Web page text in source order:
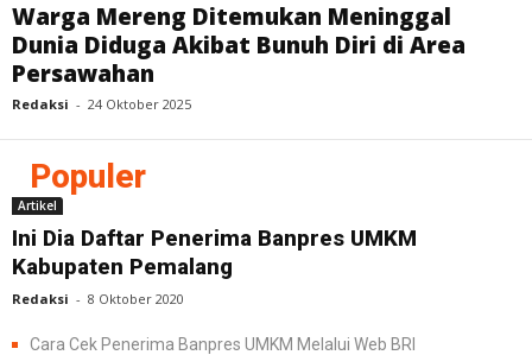
Warga Mereng Ditemukan Meninggal
Dunia Diduga Akibat Bunuh Diri di Area
Persawahan
Redaksi - 24 Oktober 2025
Populer
Artikel
Ini Dia Daftar Penerima Banpres UMKM
Kabupaten Pemalang
Redaksi - 8 Oktober 2020
Cara Cek Penerima Banpres UMKM Melalui Web BRI